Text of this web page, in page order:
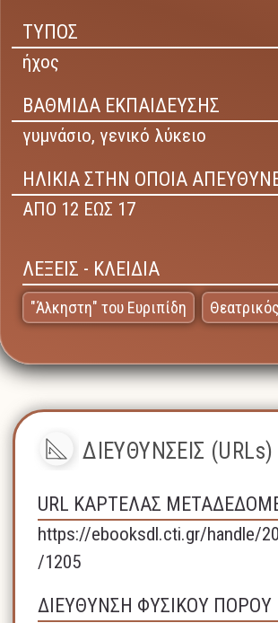
ΤΥΠΟΣ
ήχος
ΒΑΘΜΙΔΑ ΕΚΠΑΙΔΕΥΣΗΣ
γυμνάσιο, γενικό λύκειο
ΗΛΙΚΙΑ ΣΤΗΝ ΟΠΟΙΑ
ΑΠΟ 12 ΕΩΣ 17
ΛΕΞΕΙΣ - ΚΛΕΙΔΙΑ
"Άλκηστη" του Ευριπίδη
ΔΙΕΥΘΥΝΣΕΙΣ
URL ΚΑΡΤΕΛΑΣ
https://ebooksdl.cti.gr/handle/
/1205
ΔΙΕΥΘΥΝΣΗ ΦΥΣΙΚΟΥ ΠΟΡΟΥ